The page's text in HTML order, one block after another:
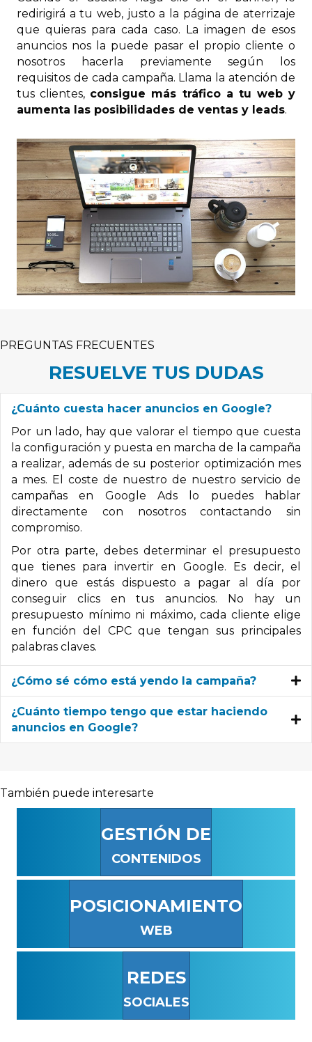
redirigirá a tu web, justo a la página de aterrizaje
que quieras para cada caso. La imagen de esos
anuncios nos la puede pasar el propio cliente o
nosotros hacerla previamente según los
requisitos de cada campaña. Llama la atención de
tus clientes, consigue más tráfico a tu web y
aumenta las posibilidades de ventas y leads.
PREGUNTAS FRECUENTES
RESUELVE TUS DUDAS
¿Cuánto cuesta hacer anuncios en Google?
Por un lado, hay que valorar el tiempo que cuesta
la configuración y puesta en marcha de la campaña
a realizar, además de su posterior optimización mes
a mes. El coste de nuestro de nuestro servicio de
campañas en Google Ads lo puedes hablar
directamente con nosotros contactando sin
compromiso.
Por otra parte, debes determinar el presupuesto
que tienes para invertir en Google. Es decir, el
dinero que estás dispuesto a pagar al día por
conseguir clics en tus anuncios. No hay un
presupuesto mínimo ni máximo, cada cliente elige
en función del CPC que tengan sus principales
palabras claves.
¿Cómo sé cómo está yendo la campaña?
¿Cuánto tiempo tengo que estar haciendo
anuncios en Google?
También puede interesarte
GESTIÓN DE
CONTENIDOS
POSICIONAMIENTO
WEB
REDES
SOCIALES